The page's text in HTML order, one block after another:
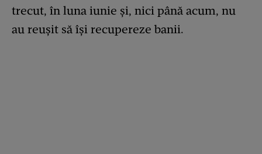
trecut, în luna iunie și, nici până acum, nu
au reușit să își recupereze banii.